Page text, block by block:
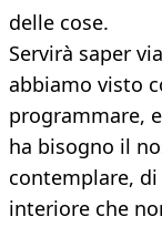
delle cose.
Servirà saper
abbiamo visto
programmare,
ha bisogno il
contemplare,
interiore che